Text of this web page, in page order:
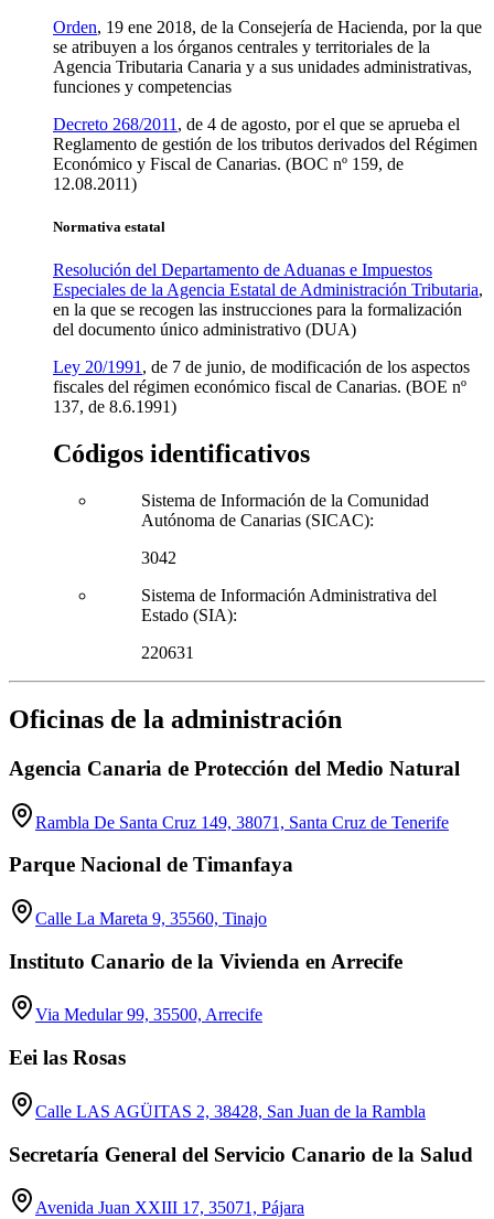
Orden, 19 ene 2018, de la Consejería de Hacienda, por la que
se atribuyen a los órganos centrales y territoriales de la
Agencia Tributaria Canaria y a sus unidades administrativas,
funciones y competencias
Decreto 268/2011 , de 4 de agosto, por el que se aprueba el
Reglamento de gestión de los tributos derivados del Régimen
Económico y Fiscal de Canarias. (BOC nº 159, de
12.08.2011)
Normativa estatal
Resolución del Departamento de Aduanas e Impuestos
Especiales de la Agencia Estatal de Administración Tributaria,
en la que se recogen las instrucciones para la formalización
del documento único administrativo (DUA)
Ley 20/1991 , de 7 de junio, de modificación de los aspectos
fiscales del régimen económico fiscal de Canarias. (BOE nº
137, de 8.6.1991)
Códigos identificativos
Sistema de Información de la Comunidad
Autónoma de Canarias (SICAC):
3042
Sistema de Información Administrativa del
Estado (SIA):
220631
Oficinas de la administración
Agencia Canaria de Protección del Medio Natural
Rambla De Santa Cruz 149, 38071, Santa Cruz de Tenerife
Parque Nacional de Timanfaya
Calle La Mareta 9, 35560, Tinajo
Instituto Canario de la Vivienda en Arrecife
Via Medular 99, 35500, Arrecife
Eei las Rosas
Calle LAS AGÜITAS 2, 38428, San Juan de la Rambla
Secretaría General del Servicio Canario de la Salud
Avenida Juan XXIII 17, 35071, Pájara